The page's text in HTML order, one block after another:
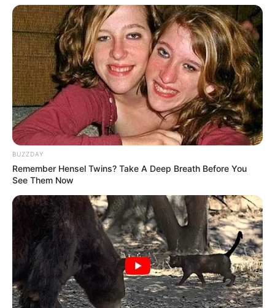
LNG ΣΤΟΝ ΠΑΓΑΣΗΤΙΚΟ: “ΣΕ ΠΕΡΙΠΤΩΣΗ ΕΚΡΗΞΗΣ ΘΑ
ΠΕΘΑΝΕΙ ΤΟ 50% ΤΩΝ ΑΝΘΡΩΠΩΝ ΣΕ ΑΚΤΙΝΑ 1.400
BUZZDAY
Remember Hensel Twins? Take A Deep Breath Before You
See Them Now